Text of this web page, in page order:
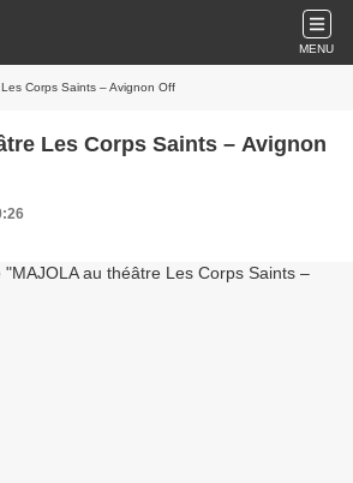
MENU
Corps Saints – Avignon Off
Les Corps Saints – Avignon